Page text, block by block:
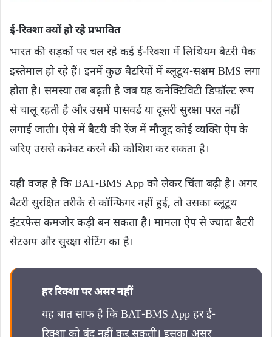
ई-रिक्शा क्यों हो रहे प्रभावित
भारत की सड़कों पर चल रहे कई ई-रिक्शा में लिथियम बैटरी पैक
इस्तेमाल हो रहे हैं। इनमें कुछ बैटरियों में ब्लूटूथ-सक्षम BMS लगा
होता है। समस्या तब बढ़ती है जब यह कनेक्टिविटी डिफॉल्ट रूप
से चालू रहती है और उसमें पासवर्ड या दूसरी सुरक्षा परत नहीं
लगाई जाती। ऐसे में बैटरी की रेंज में मौजूद कोई व्यक्ति ऐप के
जरिए उससे कनेक्ट करने की कोशिश कर सकता है।
यही वजह है कि BAT-BMS App को लेकर चिंता बढ़ी है। अगर
बैटरी सुरक्षित तरीके से कॉन्फिगर नहीं हुई, तो उसका ब्लूटूथ
इंटरफेस कमजोर कड़ी बन सकता है। मामला ऐप से ज्यादा बैटरी
सेटअप और सुरक्षा सेटिंग का है।
हर रिक्शा पर असर नहीं
यह बात साफ है कि BAT-BMS App हर ई-
रिक्शा को बंद नहीं कर सकती। इसका असर